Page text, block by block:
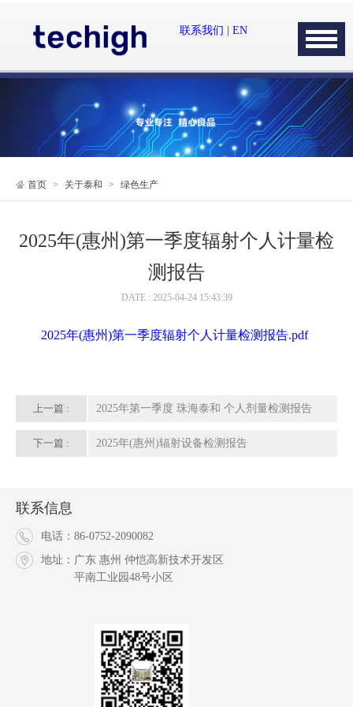
联系我们 EN
首页 > 关于泰和 > 绿色生产
2025年(惠州)第一季度辐射个人计量检
测报告
DATE : 2025-04-24 15:43:39
2025年(惠州)第一季度辐射个人计量检测报告.pdf
上一篇 : 2025年第一季度 珠海泰和 个人剂量检测报告
下一篇 : 2025年(惠州)辐射设备检测报告
联系信息
电话： 86-0752-2090082
地址： 广东 惠州 仲恺高新技术开发区
平南工业园48号小区